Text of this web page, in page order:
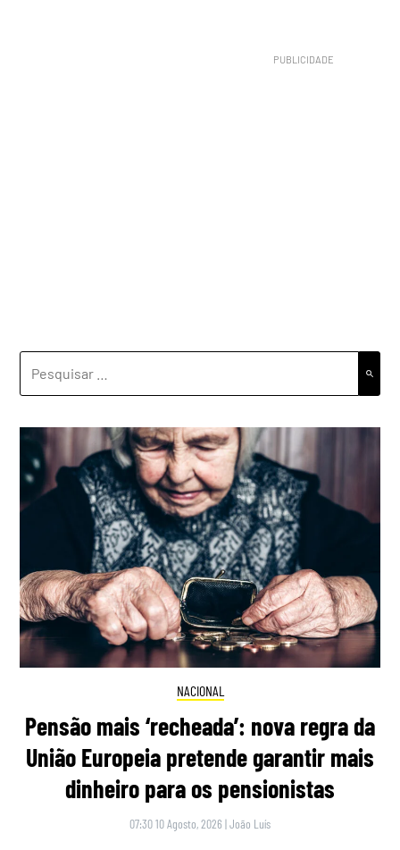
NACIONAL
Pensão mais ‘recheada’: nova regra da
União Europeia pretende garantir mais
dinheiro para os pensionistas
07:30 10 Agosto, 2026 |João Luís